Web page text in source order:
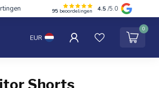
95 beoordelingen 4.5 /5.0
EUR
0
Blog Spaar punten
Contact
Shorts